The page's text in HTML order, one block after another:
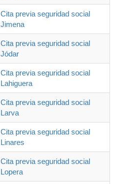
Cita previa seguridad social
Jimena
Cita previa seguridad social
Jódar
Cita previa seguridad social
Lahiguera
Cita previa seguridad social
Larva
Cita previa seguridad social
Linares
Cita previa seguridad social
Lopera